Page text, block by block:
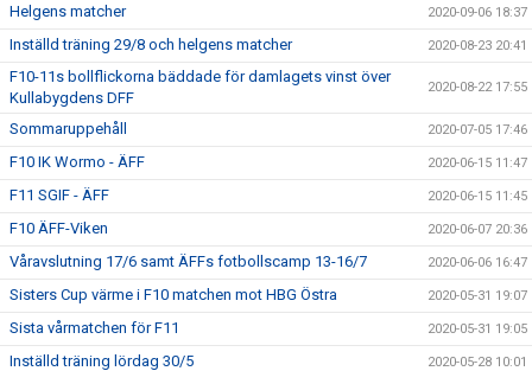
Helgens matcher 2020-09-06 18:37
Inställd träning 29/8 och helgens matcher 2020-08-23 20:41
F10-11s bollflickorna bäddade för damlagets vinst över
Kullabygdens DFF
2020-08-22 17:55
Sommaruppehåll 2020-07-05 17:46
F10 IK Wormo - ÄFF 2020-06-15 11:47
F11 SGIF - ÄFF 2020-06-15 11:45
F10 ÄFF-Viken 2020-06-07 20:36
Våravslutning 17/6 samt ÄFFs fotbollscamp 13-16/7 2020-06-06 16:47
Sisters Cup värme i F10 matchen mot HBG Östra 2020-05-31 19:07
Sista vårmatchen för F11 2020-05-31 19:05
Inställd träning lördag 30/5 2020-05-28 10:01